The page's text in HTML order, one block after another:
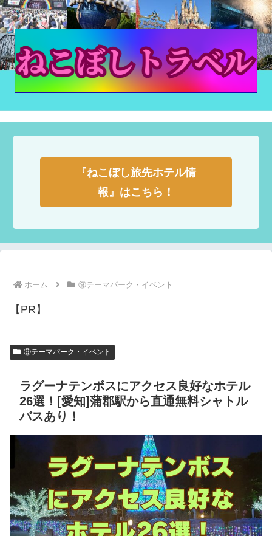
『ねこぼし旅先ホテル情
報』はこちら！
ホーム ⑨テーマパーク・イベント
【PR】
⑨テーマパーク・イベント
ラグーナテンボスにアクセス良好なホテル
26選！[愛知]蒲郡駅から直通無料シャトル
バスあり！